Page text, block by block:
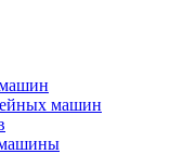
машин